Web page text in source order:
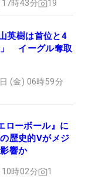
時43分 19
英樹は首位と4
イーグル奪取
(金) 06時59分
ローボール』に
歴史的Vがメジ
響か
時02分 1